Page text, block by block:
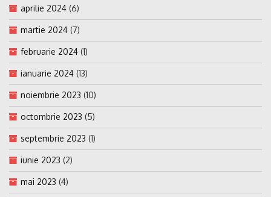
aprilie 2024 (6)
martie 2024 (7)
februarie 2024 (1)
ianuarie 2024 (13)
noiembrie 2023 (10)
octombrie 2023 (5)
septembrie 2023 (1)
iunie 2023 (2)
mai 2023 (4)